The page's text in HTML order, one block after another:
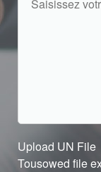
Upload UN File
Tousowed file